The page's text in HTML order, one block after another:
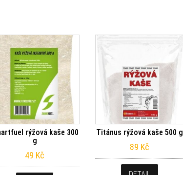
rýžová kaše 300
g
49 Kč
Titánus rýžová kaše 500 g
89 Kč